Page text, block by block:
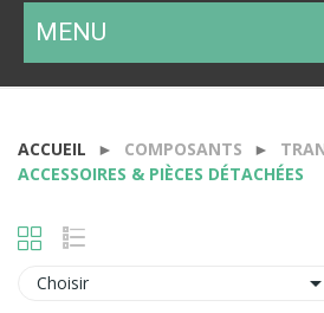
MENU
ACCUEIL COMPOSANTS
ACCESSOIRES & PIÈCES DÉTACHÉES
Choisir 